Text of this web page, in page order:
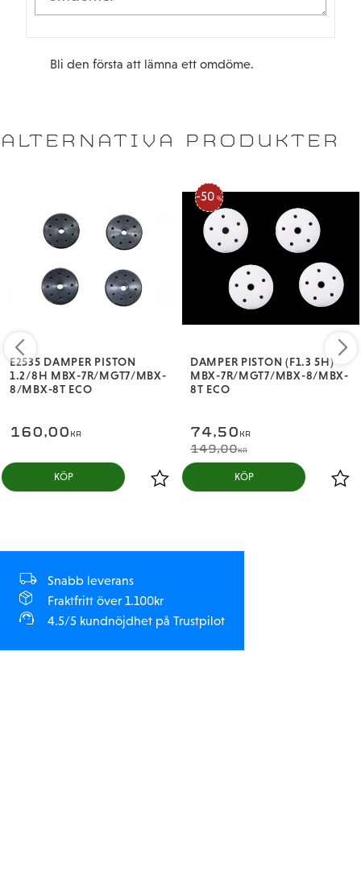
Bli den första att lämna ett omdöme.
ALTERNATIVA PRODUKTER
E2535 DAMPER PISTON
1.2/8H MBX-7R/MGT7/MBX-
8/MBX-8T ECO
160,00 KR
KÖP
DAMPER PISTON (F1.3 5H)
MBX-7R/MGT7/MBX-8/MBX-
8T ECO
74,50 KR
149,00KR
50 %
KÖP
Snabb leverans
Fraktfritt över 1.100kr
4.5/5 kundnöjdhet på Trustpilot